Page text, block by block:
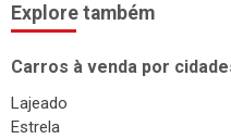
Explore também
Carros à venda por
Lajeado
Estrela